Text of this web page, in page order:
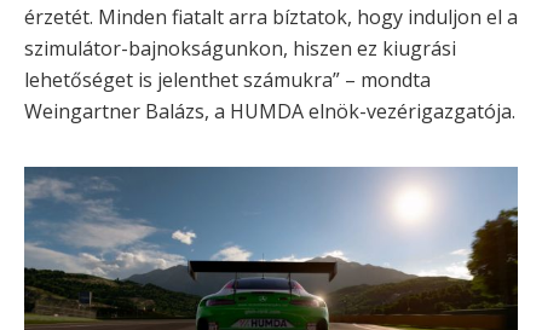
érzetét. Minden fiatalt arra bíztatok, hogy induljon el a
szimulátor-bajnokságunkon, hiszen ez kiugrási
lehetőséget is jelenthet számukra” – mondta
Weingartner Balázs, a HUMDA elnök-vezérigazgatója.